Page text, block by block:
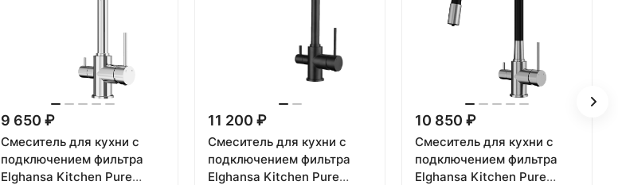
9 650 ₽
Смеситель для кухни с
подключением фильтра
Elghansa Kitchen Pure
11 200 ₽
Смеситель для кухни с
подключением фильтра
Elghansa Kitchen Pure
10 850 ₽
Смеситель для кухни с
подключением фильтра
Elghansa Kitchen Pure